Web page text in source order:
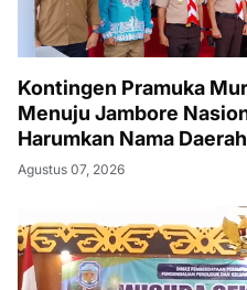
Kontingen Pramuka
Menuju Jambore
Harumkan Nama Daerah
Agustus 07, 2026